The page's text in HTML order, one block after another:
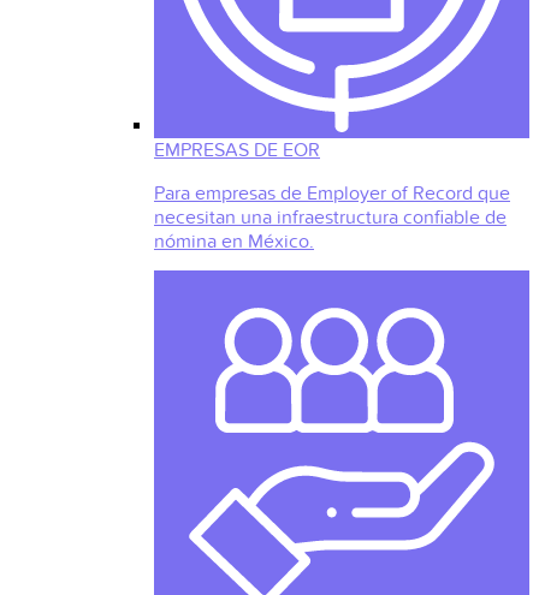
EMPRESAS DE EOR
Para empresas de Employer of Record que
necesitan una infraestructura confiable de
nómina en México.